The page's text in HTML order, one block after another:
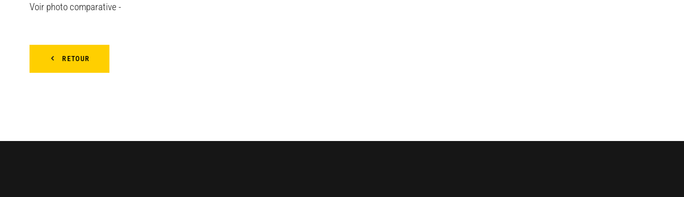
Voir photo comparative -
RETOUR